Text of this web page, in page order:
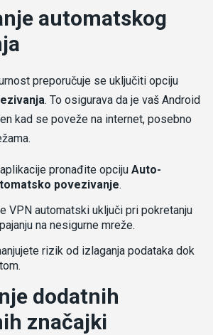
automatskog
preporučuje se uključiti opciju
. To osigurava da je vaš Android
kad se poveže na internet, posebno
pronađite opciju Auto-
povezivanje.
VPN automatski uključi pri pokretanju
na nesigurne mreže.
rizik od izlaganja podataka dok
dodatnih
značajki